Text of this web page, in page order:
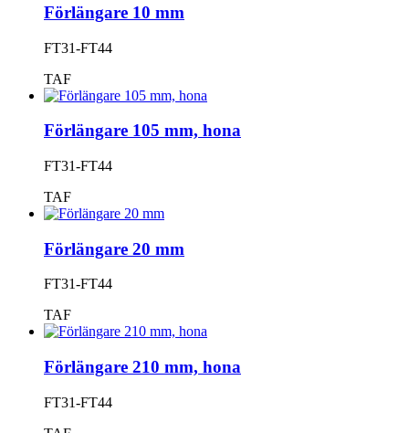
Förlängare 10 mm
FT31-FT44
TAF
Förlängare 105 mm, hona
FT31-FT44
TAF
Förlängare 20 mm
FT31-FT44
TAF
Förlängare 210 mm, hona
FT31-FT44